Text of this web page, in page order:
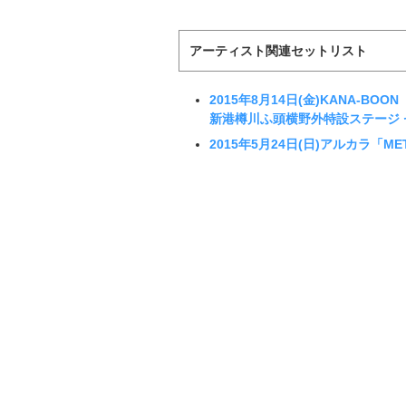
アーティスト関連セットリスト
2015年8月14日(金)KANA-BOON
新港樽川ふ頭横野外特設ステージ
2015年5月24日(日)アルカラ「